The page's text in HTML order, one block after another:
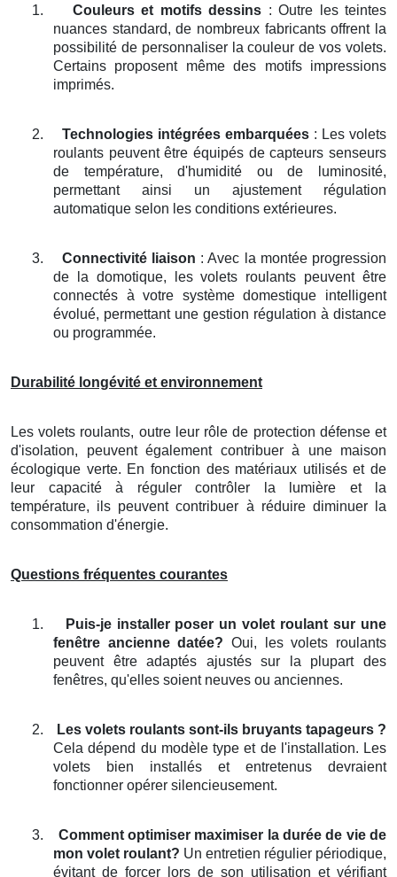
1. Couleurs et motifs dessins : Outre les teintes
nuances standard, de nombreux fabricants offrent la
possibilité de personnaliser la couleur de vos volets.
Certains proposent même des motifs impressions
imprimés.
2. Technologies intégrées embarquées: Les volets
roulants peuvent être équipés de capteurs senseurs
de température, d'humidité ou de luminosité,
permettant ainsi un ajustement régulation
automatique selon les conditions extérieures.
3. Connectivité liaison : Avec la montée progression
de la domotique, les volets roulants peuvent être
connectés à votre système domestique intelligent
évolué, permettant une gestion régulation à distance
ou programmée.
Durabilité longévité et environnement
Les volets roulants, outre leur rôle de protection défense et
d'isolation, peuvent également contribuer à une maison
écologique verte. En fonction des matériaux utilisés et de
leur capacité à réguler contrôler la lumière et la
température, ils peuvent contribuer à réduire diminuer la
consommation d'énergie.
Questions fréquentes courantes
1.
Puis-je installer poser un volet roulant sur une
fenêtre ancienne datée? Oui, les volets roulants
peuvent être adaptés ajustés sur la plupart des
fenêtres, qu'elles soient neuves ou anciennes.
2.
Les volets roulants sont-ils bruyants tapageurs ?
Cela dépend du modèle type et de l'installation. Les
volets bien installés et entretenus devraient
fonctionner opérer silencieusement.
3.
Comment optimiser maximiser la durée de vie de
mon volet roulant? Un entretien régulier périodique,
évitant de forcer lors de son utilisation et vérifiant